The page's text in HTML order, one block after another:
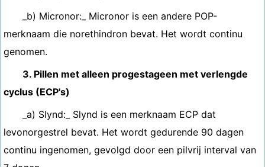
_b) Micronor:_ Micronor is een andere POP-
merknaam die norethindron bevat. Het wordt continu
genomen.
3. Pillen met alleen progestageen met verlengde
cyclus (ECP's)
_a) Slynd:_ Slynd is een merknaam ECP dat
levonorgestrel bevat. Het wordt gedurende 90 dagen
continu ingenomen, gevolgd door een pilvrij interval van